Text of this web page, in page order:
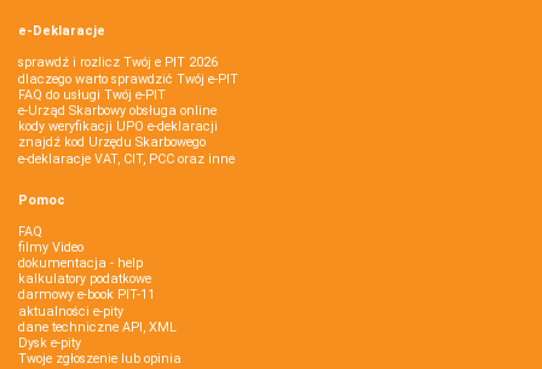
e-Deklaracje
sprawdź i rozlicz Twój e PIT 2026
dlaczego warto sprawdzić Twój e-PIT
FAQ do usługi Twój e-PIT
e-Urząd Skarbowy obsługa online
kody weryfikacji UPO e-deklaracji
znajdź kod Urzędu Skarbowego
e-deklaracje VAT, CIT, PCC oraz inne
Pomoc
FAQ
filmy Video
dokumentacja - help
kalkulatory podatkowe
darmowy e-book PIT-11
aktualności e-pity
dane techniczne API, XML
Dysk e-pity
Twoje zgłoszenie lub opinia